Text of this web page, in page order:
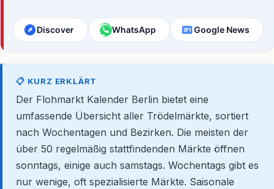
Discover WhatsApp Google News
📋 KURZ ERKLÄRT
Der Flohmarkt Kalender Berlin bietet eine
umfassende Übersicht aller Trödelmärkte, sortiert
nach Wochentagen und Bezirken. Die meisten der
über 50 regelmäßig stattfindenden Märkte öffnen
sonntags, einige auch samstags. Wochentags gibt es
nur wenige, oft spezialisierte Märkte. Saisonale